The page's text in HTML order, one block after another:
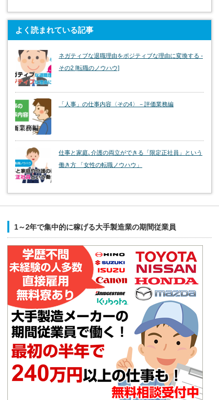
よく読まれている記事
ネガティブな退職理由をポジティブな理由に変換する -
その2 [転職のノウハウ]
「人事」の仕事内容〈その4〉－評価業務編
仕事と家庭､介護の両立ができる「限定正社員」という
働き方 「女性の転職ノウハウ」
1～2年で集中的に稼げる大手製造業の期間従業員